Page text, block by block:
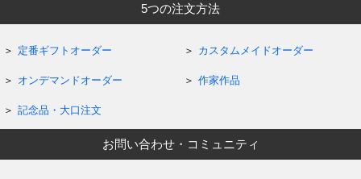
5つの注文方法
定番ギフトオーダー カスタムメイドオーダー
オンデマンドオーダー 作家作品
記念品・大口注文
お問い合わせ・コミュニティ